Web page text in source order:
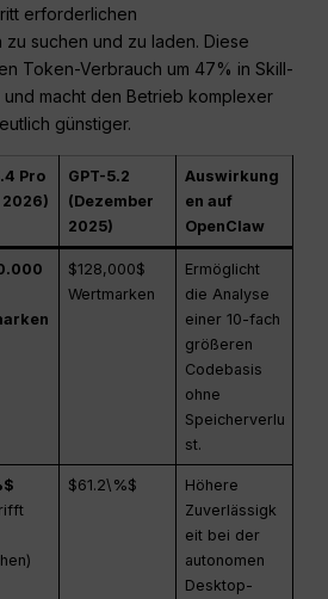
erforderlichen
suchen und zu laden. Diese
Token-Verbrauch um 47% in Skill-
macht den Betrieb komplexer
günstiger.
Pro
GPT-5.2
(Dezember
2025)
Auswirkung
en auf
OpenClaw
$128,000$
Wertmarken
Ermöglicht
die Analyse
einer 10-fach
größeren
Codebasis
ohne
Speicherverlu
st.
$61.2\%$
Höhere
Zuverlässigk
eit bei der
autonomen
Desktop-